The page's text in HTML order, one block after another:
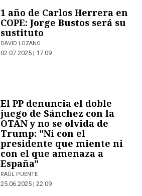
1 año de Carlos Herrera en
COPE: Jorge Bustos será su
sustituto
DAVID LOZANO
02.07.2025 | 17:09
El PP denuncia el doble
juego de Sánchez con la
OTAN y no se olvida de
Trump: "Ni con el
presidente que miente ni
con el que amenaza a
España"
RAÚL PUENTE
25.06.2025 | 22:09